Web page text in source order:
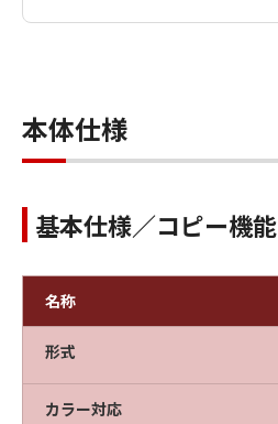
本体仕様
基本仕様／コピー機能
名称
形式
カラー対応